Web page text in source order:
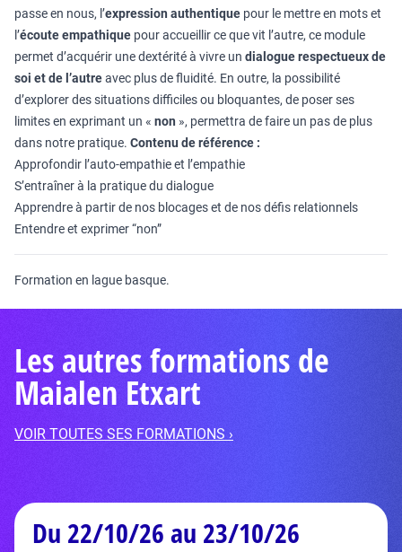
passe en nous, l’expression authentique pour le mettre en mots et
l’écoute empathique pour accueillir ce que vit l’autre, ce module
permet d’acquérir une dextérité à vivre un dialogue respectueux de
soi et de l’autreavec plus de fluidité. En outre, la possibilité
d’explorer des situations difficiles ou bloquantes, de poser ses
limites en exprimant un « non », permettra de faire un pas de plus
dans notre pratique. Contenu de référence :
Approfondir l’auto-empathie et l’empathie
S’entraîner à la pratique du dialogue
Apprendre à partir de nos blocages et de nos défis relationnels
Entendre et exprimer “non”
Formation en lague basque.
Les autres formations de
Maialen Etxart
VOIR TOUTES SES FORMATIONS ›
Du 22/10/26 au 23/10/26